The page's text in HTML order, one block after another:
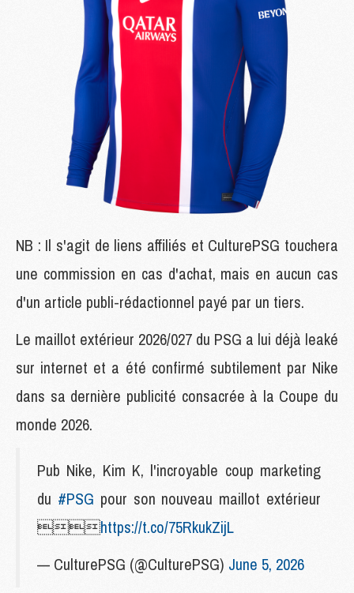
NB : Il s'agit de liens affiliés et CulturePSG touchera
une commission en cas d'achat, mais en aucun cas
d'un article publi-rédactionnel payé par un tiers.
Le maillot extérieur 2026/027 du PSG a lui déjà leaké
sur internet et a été confirmé subtilement par Nike
dans sa dernière publicité consacrée à la Coupe du
monde 2026.
Pub Nike, Kim K, l'incroyable coup marketing
du #PSG pour son nouveau maillot extérieur
https://t.co/75RkukZijL
— CulturePSG (@CulturePSG) June 5, 2026